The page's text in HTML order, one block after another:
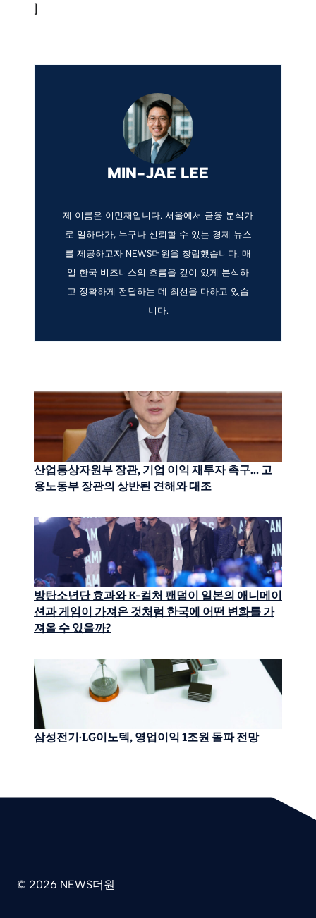
]
MIN-JAE LEE
제 이름은 이민재입니다. 서울에서 금융 분석가
로 일하다가, 누구나 신뢰할 수 있는 경제 뉴스
를 제공하고자 NEWS더원을 창립했습니다. 매
일 한국 비즈니스의 흐름을 깊이 있게 분석하
고 정확하게 전달하는 데 최선을 다하고 있습
니다.
산업통상자원부 장관, 기업 이익 재투자 촉구… 고
용노동부 장관의 상반된 견해와 대조
방탄소년단 효과와 K-컬처 팬덤이 일본의 애니메이
션과 게임이 가져온 것처럼 한국에 어떤 변화를 가
져올 수 있을까?
삼성전기·LG이노텍, 영업이익 1조원 돌파 전망
© 2026 NEWS더원